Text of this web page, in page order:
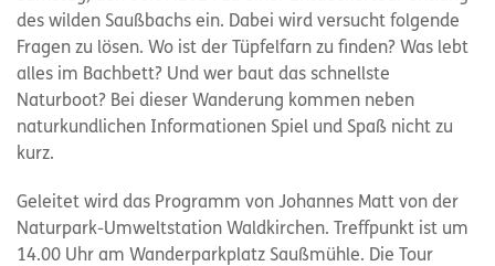
des wilden Saußbachs ein. Dabei wird versucht folgende
Fragen zu lösen. Wo ist der Tüpfelfarn zu finden? Was lebt
alles im Bachbett? Und wer baut das schnellste
Naturboot? Bei dieser Wanderung kommen neben
naturkundlichen Informationen Spiel und Spaß nicht zu
kurz.
Geleitet wird das Programm von Johannes Matt von der
Naturpark-Umweltstation Waldkirchen. Treffpunkt ist um
14.00 Uhr am Wanderparkplatz Saußmühle. Die Tour